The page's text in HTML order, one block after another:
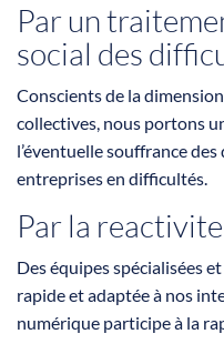
Par un
social des
Conscients de la
collectives, nous portons
l’éventuelle souffrance
entreprises en difficultés.
Par la
Des équipes spécialisées
rapide et adaptée à nos
numérique participe à la